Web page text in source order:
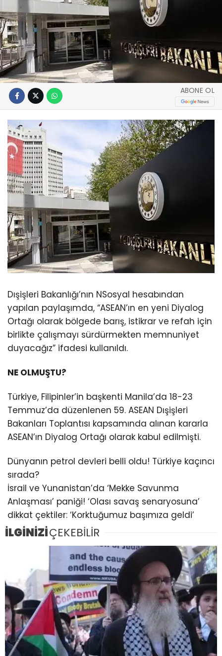
ABONE OL
Dışişleri Bakanlığı’nın NSosyal hesabından
yapılan paylaşımda, “ASEAN’ın en yeni Diyalog
Ortağı olarak bölgede barış, istikrar ve refah için
birlikte çalışmayı sürdürmekten memnuniyet
duyacağız” ifadesi kullanıldı.
NE OLMUŞTU?
Türkiye, Filipinler’in başkenti Manila’da 18-23
Temmuz’da düzenlenen 59. ASEAN Dışişleri
Bakanları Toplantısı kapsamında alınan kararla
ASEAN’ın Diyalog Ortağı olarak kabul edilmişti.
Dünyanın petrol devleri belli oldu! Türkiye kaçıncı
sırada?
İsrail ve Yunanistan’da ‘Mekke Savunma
Anlaşması’ paniği! ‘Olası savaş senaryosuna’
dikkat çektiler: ‘Korktuğumuz başımıza geldi’
İLGİNİZİÇEKEBİLİR